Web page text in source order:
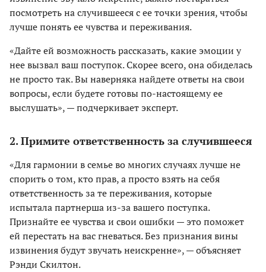
посмотреть на случившееся с ее точки зрения, чтобы
лучше понять ее чувства и переживания.
«Дайте ей возможность рассказать, какие эмоции у
нее вызвал ваш поступок. Скорее всего, она обиделась
не просто так. Вы наверняка найдете ответы на свои
вопросы, если будете готовы по-настоящему ее
выслушать», — подчеркивает эксперт.
2. Примите ответственность за случившееся
«Для гармонии в семье во многих случаях лучше не
спорить о том, кто прав, а просто взять на себя
ответственность за те переживания, которые
испытала партнерша из-за вашего поступка.
Признайте ее чувства и свои ошибки — это поможет
ей перестать на вас гневаться. Без признания вины
извинения будут звучать неискренне», — объясняет
Рэнди Скилтон.